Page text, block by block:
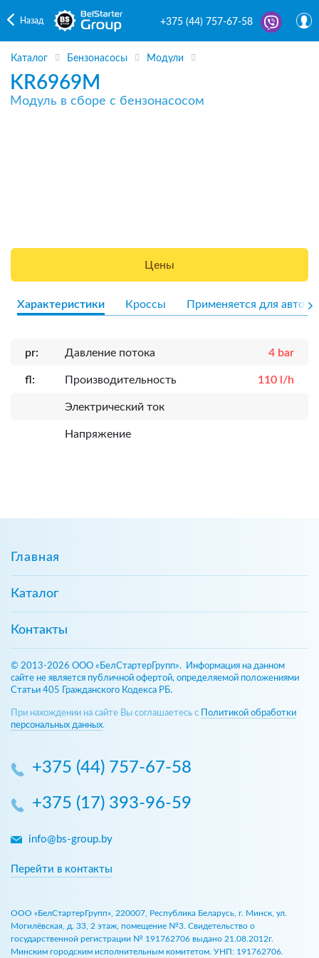
Назад +375 (44) 757-67-58
Каталог Бензонасосы Модули
KR6969M
Модуль в сборе с бензонасосом
Цены
Характеристики Кроссы Применяется для авто
pr: Давление потока 4 bar
fl: Производительность 110 l/h
Электрический ток
Напряжение
Главная
Каталог
Контакты
© 2013-2026 ООО «БелСтартерГрупп». Информация на данном
сайте не является публичной офертой, определяемой положениями
Статьи 405 Гражданского Кодекса РБ.
При нахождении на сайте Вы соглашаетесь с
Политикой обработки
персональных данных.
+375 (44) 757-67-58
+375 (17) 393-96-59
info@bs-group.by
Перейти в контакты
ООО «БелСтартерГрупп», 220007, Республика Беларусь, г. Минск, ул.
Могилёвская, д. 33, 2 этаж, помещение №3. Свидетельство о
государственной регистрации № 191762706 выдано 21.08.2012г.
Минским городским исполнительным комитетом. УНП: 191762706.